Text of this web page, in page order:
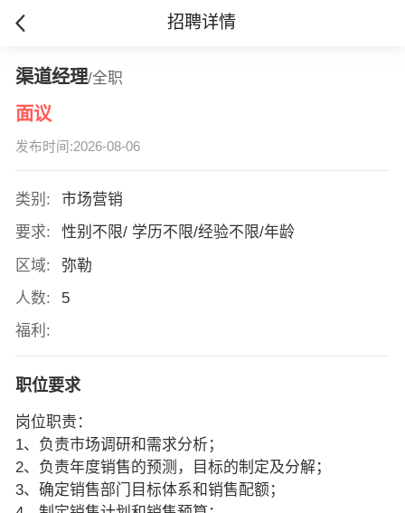
招聘详情
渠道经理/全职
面议
发布时间:2026-08-06
类别:
市场营销
要求:
性别不限/ 学历不限/经验不限/年龄
区域:
弥勒
人数:
5
福利:
职位要求
岗位职责：
1、负责市场调研和需求分析；
2、负责年度销售的预测，目标的制定及分解；
3、确定销售部门目标体系和销售配额；